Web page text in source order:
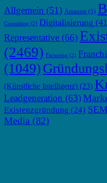
Allgemein (51) Amazon (5)
Consulting (2) Digitalisierung
Representative (66)
(2469) Factoring (2)
(1049)
(Künstliche Intelligenz) (23)
Leadgeneration (63)
Existenzgründung (24) SEM
Media (82)